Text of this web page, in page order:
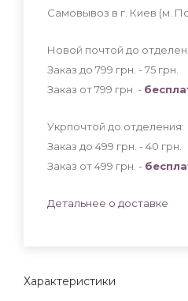
Характеристики
Самовывоз в г. Киев (м.
Новой почтой до
Заказ до 799 грн. - 75 грн
Заказ от 799 грн. -
Укрпочтой до отделения:
Заказ до 499 грн. - 40 грн
Заказ от 499 грн. -
Детальнее о доставке